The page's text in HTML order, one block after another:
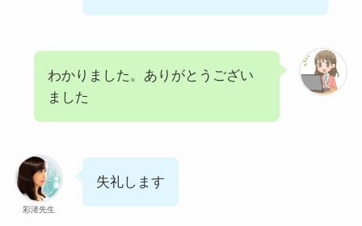
わかりました。ありがとうござい
ました
彩渚先生
失礼します